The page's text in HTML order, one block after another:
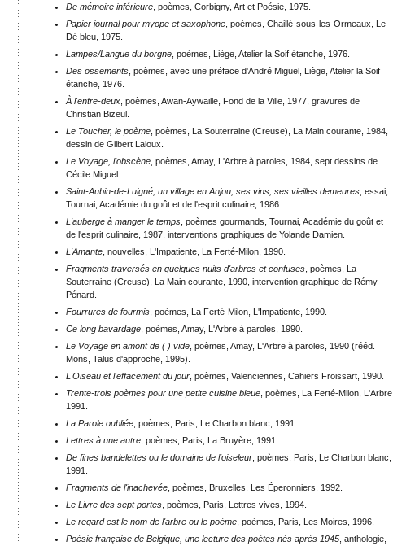
De mémoire inférieure , poèmes, Corbigny, Art et Poésie, 1975.
Papier journal pour myope et saxophone , poèmes, Chaillé-sous-les-Ormeaux, Le
Dé bleu, 1975.
Lampes/Langue du borgne , poèmes, Liège, Atelier la Soif étanche, 1976.
Des ossements , poèmes, avec une préface d'André Miguel, Liège, Atelier la Soif
étanche, 1976.
À l'entre-deux , poèmes, Awan-Aywaille, Fond de la Ville, 1977, gravures de
Christian Bizeul.
Le Toucher, le poème , poèmes, La Souterraine (Creuse), La Main courante, 1984,
dessin de Gilbert Laloux.
Le Voyage, l'obscène , poèmes, Amay, L'Arbre à paroles, 1984, sept dessins de
Cécile Miguel.
Saint-Aubin-de-Luigné, un village en Anjou, ses vins, ses vieilles demeures , essai,
Tournai, Académie du goût et de l'esprit culinaire, 1986.
L'auberge à manger le temps , poèmes gourmands, Tournai, Académie du goût et
de l'esprit culinaire, 1987, interventions graphiques de Yolande Damien.
L'Amante , nouvelles, L'Impatiente, La Ferté-Milon, 1990.
Fragments traversés en quelques nuits d'arbres et confuses , poèmes, La
Souterraine (Creuse), La Main courante, 1990, intervention graphique de Rémy
Pénard.
Fourrures de fourmis , poèmes, La Ferté-Milon, L'Impatiente, 1990.
Ce long bavardage , poèmes, Amay, L'Arbre à paroles, 1990.
Le Voyage en amont de ( ) vide , poèmes, Amay, L'Arbre à paroles, 1990 (rééd.
Mons, Talus d'approche, 1995).
L'Oiseau et l'effacement du jour , poèmes, Valenciennes, Cahiers Froissart, 1990.
Trente-trois poèmes pour une petite cuisine bleue , poèmes, La Ferté-Milon, L'Arbre,
1991.
La Parole oubliée , poèmes, Paris, Le Charbon blanc, 1991.
Lettres à une autre , poèmes, Paris, La Bruyère, 1991.
De fines bandelettes ou le domaine de l'oiseleur , poèmes, Paris, Le Charbon blanc,
1991.
Fragments de l'inachevée , poèmes, Bruxelles, Les Éperonniers, 1992.
Le Livre des sept portes , poèmes, Paris, Lettres vives, 1994.
Le regard est le nom de l'arbre ou le poème , poèmes, Paris, Les Moires, 1996.
Poésie française de Belgique, une lecture des poètes nés après 1945 , anthologie,